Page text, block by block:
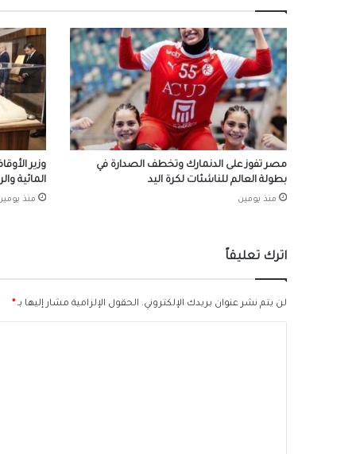
مصر تفوز على الدنمارك وتخطف الصدارة في
بطولة العالم للناشئات لكرة اليد
منذ يومين
وزير
المائية
منذ
اترك تعليقاً
لن يتم نشر عنوان بريدك الإلكتروني. الحقول الإلزامية مشار إليها بـ *